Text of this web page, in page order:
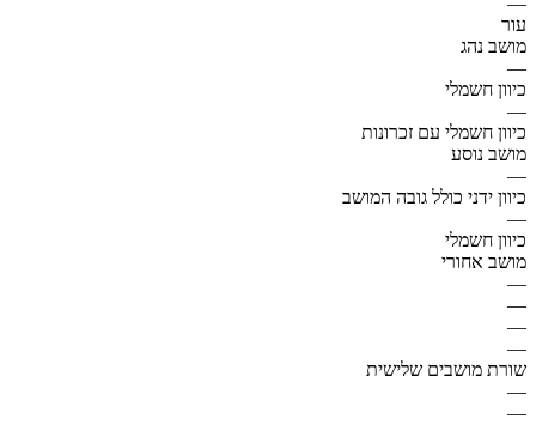
עור
מושב נהג
—
כיוון חשמלי
—
כיוון חשמלי עם זכרונות
מושב נוסע
—
כיוון ידני כולל גובה המושב
—
כיוון חשמלי
מושב אחורי
—
—
—
—
שורת מושבים שלישית
—
—